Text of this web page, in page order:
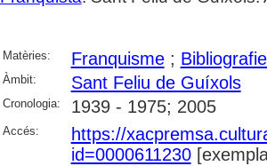
Matèries: Franquisme;
Àmbit: Sant Feliu de Guíxols
Cronologia: 1939 - 1975; 2005
Accés:
https://
id=0000611230